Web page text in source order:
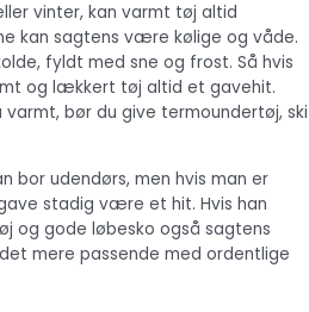
vinter, kan varmt tøj altid
kan sagtens være kølige og våde.
fyldt med sne og frost. Så hvis
og lækkert tøj altid et gavehit.
bør du give termoundertøj, ski
bor udendørs, men hvis man er
stadig være et hit. Hvis han
og gode løbesko også sagtens
mere passende med ordentlige